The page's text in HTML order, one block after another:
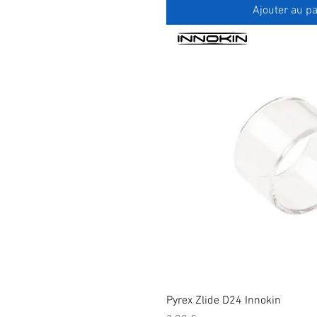
Ajouter au
Pyrex Zlide D24 Innokin